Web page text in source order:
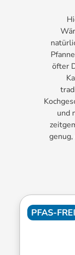
öfter
und
PFAS-FREI